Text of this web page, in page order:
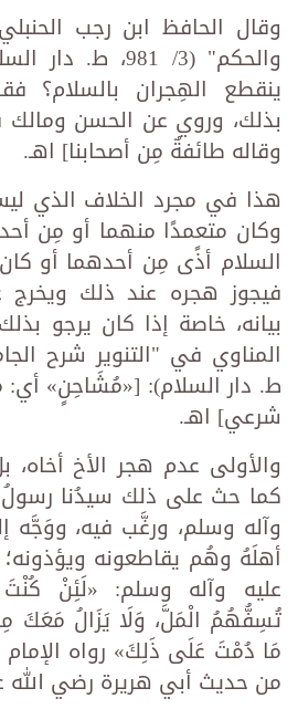
وقال الحافظ ابن رجب
والحكم" (3/ 981،
ينقطع الهِجران بالسلام؟
بذلك، وروي عن الحسن
وقاله طائفةٌ مِن أصحابنا] اهـ.
هذا في مجرد الخلاف الذي
وكان متعمدًا منهما أو مِن
السلام أذًى مِن أحدهما أو
فيجوز هجره عند ذلك
بيانه، خاصة إذا كان يرجو
ط. دار السلام): [«مُشَاحِنٍ» أي:
شرعي] اهـ.
والأولى عدم هجر الأخ أخاه،
كما حث على ذلك سيدُنا رسولُ
وآله وسلم، ورغَّب فيه، ووَجَّه
أهلَهُ وهُم يقاطعونه
عليه وآله وسلم: «لَئِنْ
تُسِفُّهُمُ الْمَلَّ، وَلَا يَزَالُ مَعَكَ
مَا دُمْتَ عَلَى ذَلِكَ» رواه
من حديث أبي هريرة رضي الله